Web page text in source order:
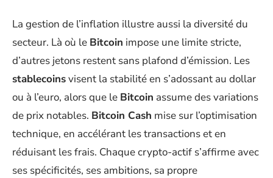
La gestion de l’inflation illustre aussi la diversité du
secteur. Là où le Bitcoin impose une limite stricte,
d’autres jetons restent sans plafond d’émission. Les
stablecoinsvisent la stabilité en s’adossant au dollar
ou à l’euro, alors que le Bitcoin assume des variations
de prix notables. Bitcoin Cash mise sur l’optimisation
technique, en accélérant les transactions et en
réduisant les frais. Chaque crypto-actif s’affirme avec
ses spécificités, ses ambitions, sa propre